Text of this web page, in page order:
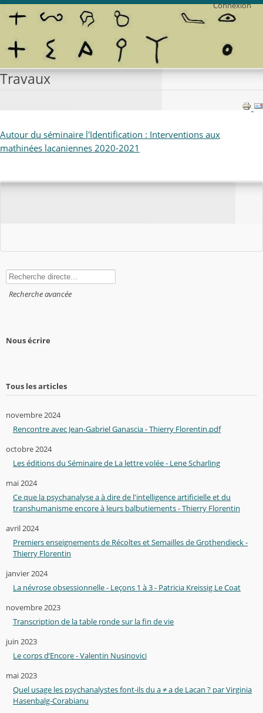
Connexion
Rechercher
Recherche avancée
Nous écrire
Tous les articles
novembre 2024
Rencontre avec Jean-Gabriel Ganascia - Thierry Florentin.pdf
octobre 2024
Les éditions du Séminaire de La lettre volée - Lene Scharling
mai 2024
Ce que la psychanalyse a à dire de l'intelligence artificielle et du
transhumanisme encore à leurs balbutiements - Thierry Florentin
avril 2024
Premiers enseignements de Récoltes et Semailles de Grothendieck -
Thierry Florentin
janvier 2024
La névrose obsessionnelle - Leçons 1 à 3 - Patricia Kreissig Le Coat
novembre 2023
Transcription de la table ronde sur la fin de vie
juin 2023
Le corps d’Encore - Valentin Nusinovici
mai 2023
Quel usage les psychanalystes font-ils du a ≠ a de Lacan ? par Virginia
Hasenbalg-Corabianu
Travaux
Autour du séminaire l'Identification : Interventions aux
mathinées lacaniennes 2020-2021